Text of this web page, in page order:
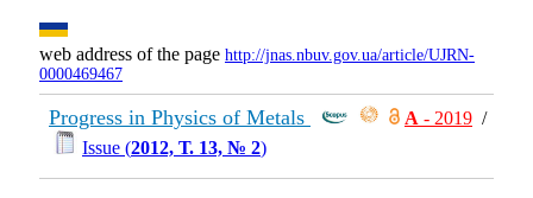
web address of the page http://jnas.nbuv.gov.ua/article/UJRN-
0000469467
Progress in Physics of Metals А - 2019 /
Issue (2012, Т. 13, № 2)